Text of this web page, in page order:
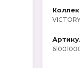
VICTORY